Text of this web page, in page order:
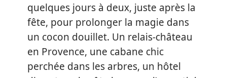
quelques jours à deux, juste après la
fête, pour prolonger la magie dans
un cocon douillet. Un relais-château
en Provence, une cabane chic
perchée dans les arbres, un hôtel